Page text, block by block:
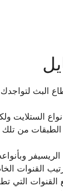
البث
الستلايت
الطبقات من
القنوات
القنوات